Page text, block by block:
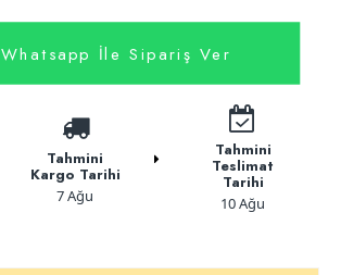
Whatsapp İle Sipariş Ver
Tahmini
Kargo Tarihi
7 Ağu
Tahmini
Teslimat
Tarihi
10 Ağu